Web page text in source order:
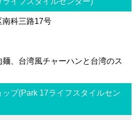
南科三路17号
麺、台湾風チャーハンと台湾のス
プ(Park 17ライフスタイルセン